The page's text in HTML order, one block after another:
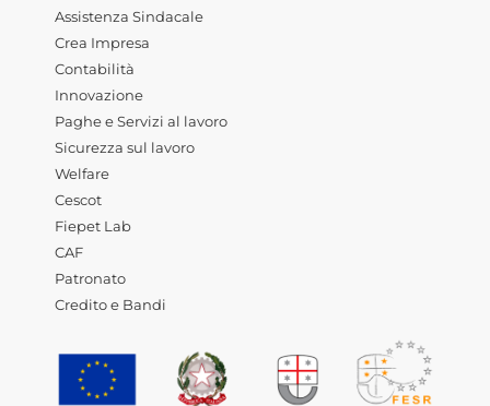
Assistenza Sindacale
Crea Impresa
Contabilità
Innovazione
Paghe e Servizi al lavoro
Sicurezza sul lavoro
Welfare
Cescot
Fiepet Lab
CAF
Patronato
Credito e Bandi